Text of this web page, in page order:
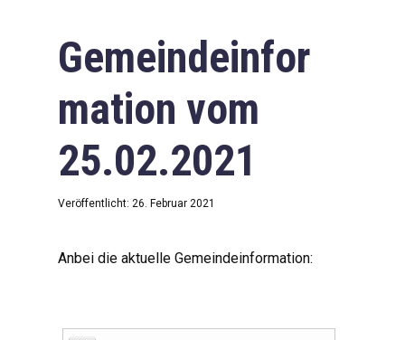
Downloads
Impressum
Datenschutzerklärung
Gemeindeinfor
mation vom
25.02.2021
Veröffentlicht: 26. Februar 2021
Anbei die aktuelle Gemeindeinformation: